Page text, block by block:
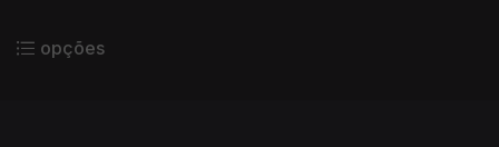
opções